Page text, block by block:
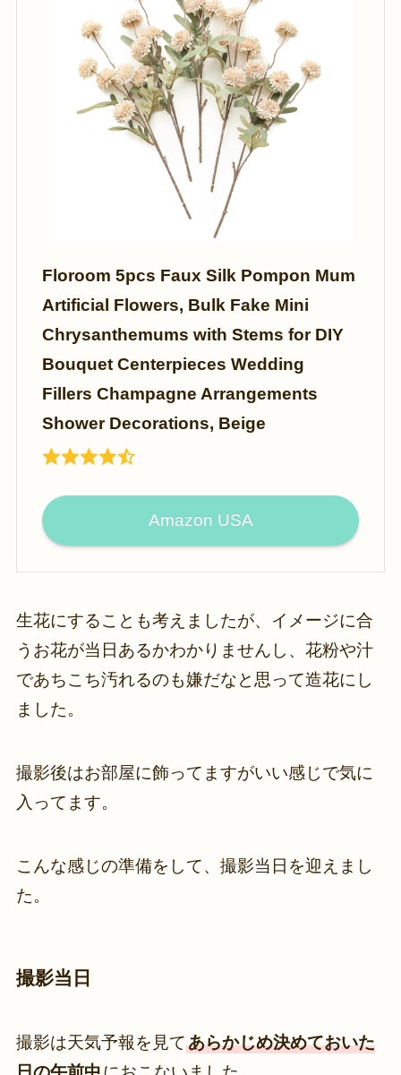
Floroom 5pcs Faux Silk Pompon Mum
Artificial Flowers, Bulk Fake Mini
Chrysanthemums with Stems for DIY
Bouquet Centerpieces Wedding
Fillers Champagne Arrangements
Shower Decorations, Beige
Amazon USA
生花にすることも考えましたが、イメージに合
うお花が当日あるかわかりませんし、花粉や汁
であちこち汚れるのも嫌だなと思って造花にし
ました。
撮影後はお部屋に飾ってますがいい感じで気に
入ってます。
こんな感じの準備をして、撮影当日を迎えまし
た。
撮影当日
撮影は天気予報を見てあらかじめ決めておいた